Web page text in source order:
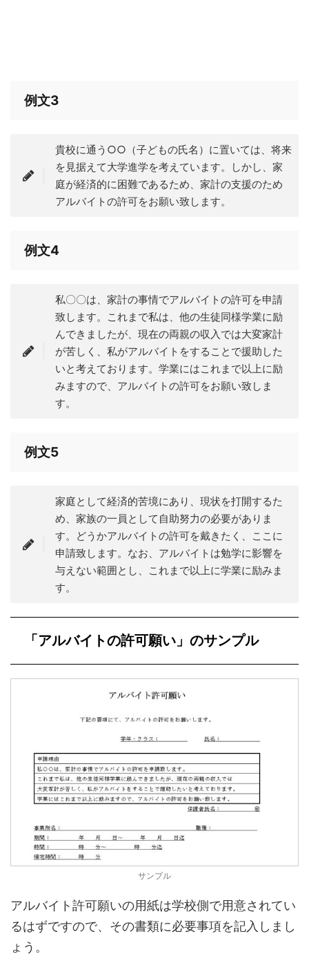
例文3
貴校に通う○○（子どもの氏名）に置いては、将来
を見据えて大学進学を考えています。しかし、家
庭が経済的に困難であるため、家計の支援のため
アルバイトの許可をお願い致します。
例文4
私〇〇は、家計の事情でアルバイトの許可を申請
致します。これまで私は、他の生徒同様学業に励
んできましたが、現在の両親の収入では大変家計
が苦しく、私がアルバイトをすることで援助した
いと考えております。学業にはこれまで以上に励
みますので、アルバイトの許可をお願い致しま
す。
例文5
家庭として経済的苦境にあり、現状を打開するた
め、家族の一員として自助努力の必要がありま
す。どうかアルバイトの許可を戴きたく、ここに
申請致します。なお、アルバイトは勉学に影響を
与えない範囲とし、これまで以上に学業に励みま
す。
「アルバイトの許可願い」のサンプル
サンプル
アルバイト許可願いの用紙は学校側で用意されてい
るはずですので、その書類に必要事項を記入しまし
ょう。